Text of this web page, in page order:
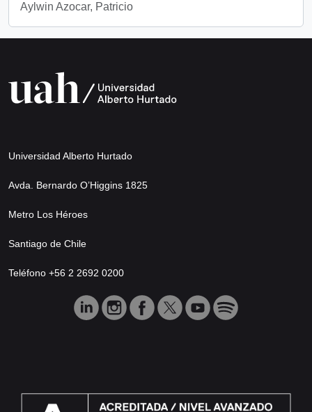
Aylwin Azocar, Patricio
Universidad Alberto Hurtado
Avda. Bernardo O’Higgins 1825
Metro Los Héroes
Santiago de Chile
Teléfono +56 2 2692 0200